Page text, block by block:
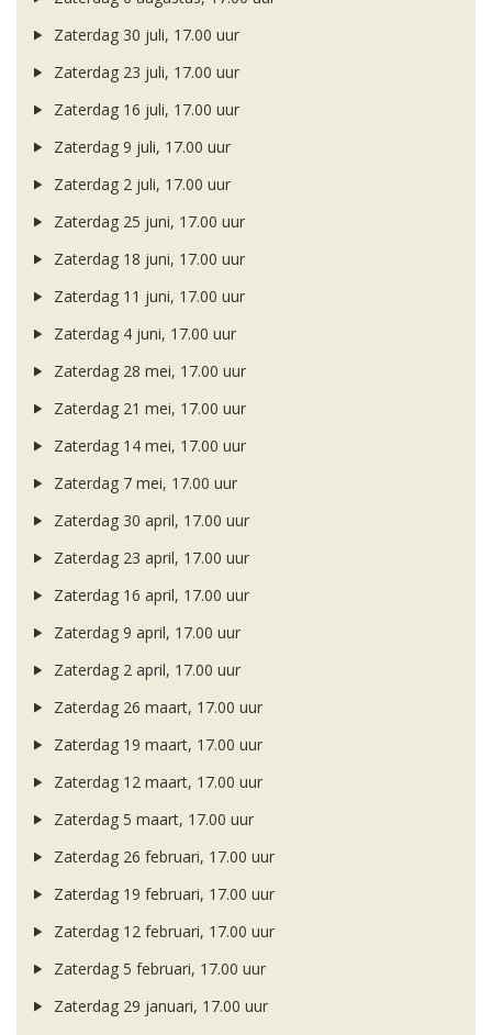
Zaterdag 30 juli, 17.00 uur
Zaterdag 23 juli, 17.00 uur
Zaterdag 16 juli, 17.00 uur
Zaterdag 9 juli, 17.00 uur
Zaterdag 2 juli, 17.00 uur
Zaterdag 25 juni, 17.00 uur
Zaterdag 18 juni, 17.00 uur
Zaterdag 11 juni, 17.00 uur
Zaterdag 4 juni, 17.00 uur
Zaterdag 28 mei, 17.00 uur
Zaterdag 21 mei, 17.00 uur
Zaterdag 14 mei, 17.00 uur
Zaterdag 7 mei, 17.00 uur
Zaterdag 30 april, 17.00 uur
Zaterdag 23 april, 17.00 uur
Zaterdag 16 april, 17.00 uur
Zaterdag 9 april, 17.00 uur
Zaterdag 2 april, 17.00 uur
Zaterdag 26 maart, 17.00 uur
Zaterdag 19 maart, 17.00 uur
Zaterdag 12 maart, 17.00 uur
Zaterdag 5 maart, 17.00 uur
Zaterdag 26 februari, 17.00 uur
Zaterdag 19 februari, 17.00 uur
Zaterdag 12 februari, 17.00 uur
Zaterdag 5 februari, 17.00 uur
Zaterdag 29 januari, 17.00 uur